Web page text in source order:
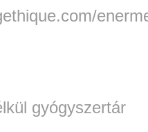
gyógyszertár